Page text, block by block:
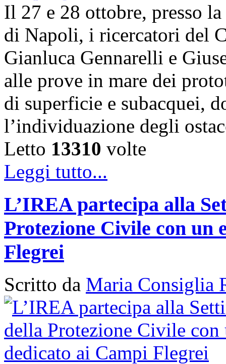
Il 27 e 28 ottobre, presso
di Napoli, i ricercatori del
Gianluca Gennarelli e
alle prove in mare dei
di superficie e subacquei,
l’individuazione degli
Letto 13310 volte
Leggi tutto...
L’IREA partecipa alla
Protezione Civile con un
Flegrei
Scritto da Maria Consiglia